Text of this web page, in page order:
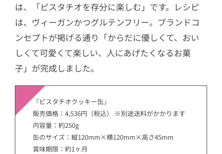
は、「ピスタチオを存分に楽しむ」です。レシピ
は、ヴィーガンかつグルテンフリー。ブランドコ
ンセプトが掲げる通り「からだに優しくて、おい
しくて可愛くて楽しい、人にあげたくなるお菓
子」が完成しました。
『ピスタチオクッキー缶』
販売価格：4,536円（税込） ※別途送料がかかります
内容量：約250g
缶のサイズ：縦120mm×横120mm×高さ45mm
賞味期限：約1ヶ月